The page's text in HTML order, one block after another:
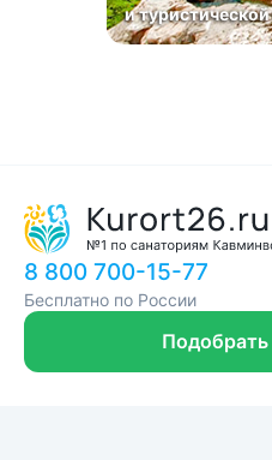
и
8 800 700-15-77
Бесплатно по России
Подобрать